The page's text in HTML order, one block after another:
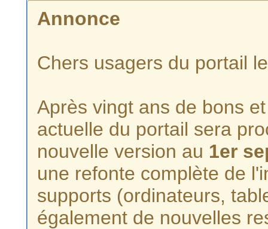
Annonce
Chers usagers du portail
Après vingt ans de bons
actuelle du portail sera
nouvelle version au 1er
une refonte complète de
supports (ordinateurs,
également de nouvelles